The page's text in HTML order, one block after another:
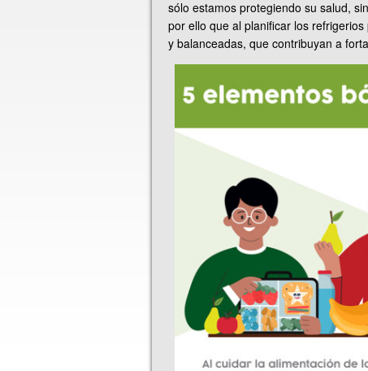
sólo estamos protegiendo su salud,
por ello que al planificar los
y balanceadas, que contribuyan a